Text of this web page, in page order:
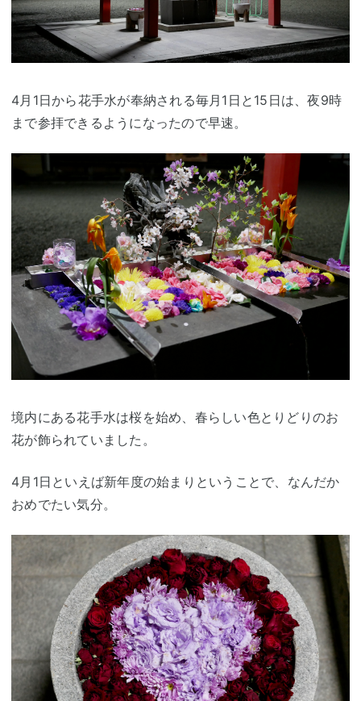
4月1日から花手水が奉納される毎月1日と15日は、夜9時
まで参拝できるようになったので早速。
境内にある花手水は桜を始め、春らしい色とりどりのお
花が飾られていました。
4月1日といえば新年度の始まりということで、なんだか
おめでたい気分。